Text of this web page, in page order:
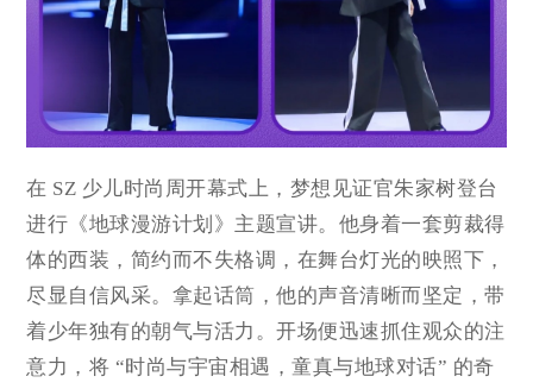
在 SZ 少儿时尚周开幕式上，梦想见证官朱家树登台
进行《地球漫游计划》主题宣讲。他身着一套剪裁得
体的西装，简约而不失格调，在舞台灯光的映照下，
尽显自信风采。拿起话筒，他的声音清晰而坚定，带
着少年独有的朝气与活力。开场便迅速抓住观众的注
意力，将 “时尚与宇宙相遇，童真与地球对话” 的奇